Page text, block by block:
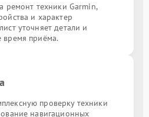
ремонт техники Garmin,
и характер
уточняет детали и
время приёма.
проверку техники
навигационных